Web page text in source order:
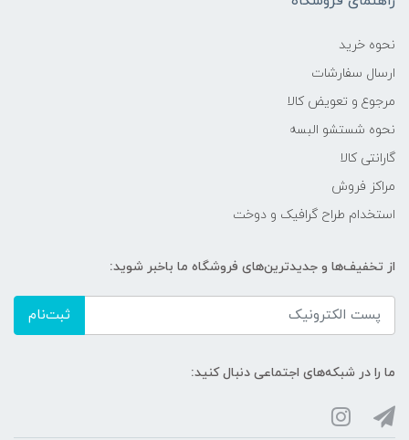
نحوه خرید
ارسال سفارشات
مرجوع و تعویض کالا
نحوه شستشو البسه
گارانتی کالا
مراکز فروش
استخدام طراح گرافیک و دوخت
از تخفیف‌ها و جدیدترین‌های فروشگاه ما باخبر شوید:
ثبت‌نام
ما را در شبکه‌های اجتماعی دنبال کنید: